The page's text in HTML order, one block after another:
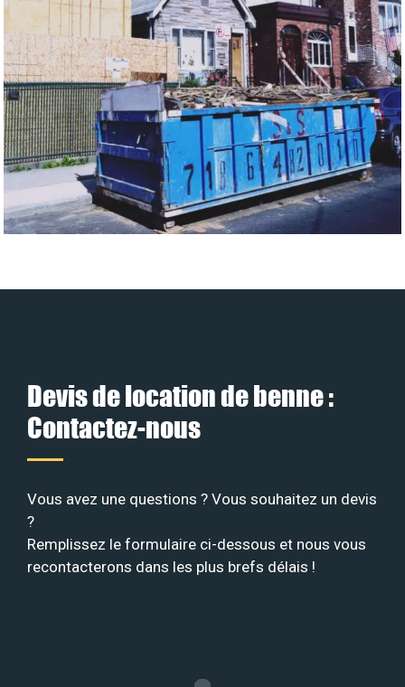
Devis de location de benne :
Contactez-nous
Vous avez une questions ? Vous souhaitez un devis
?
Remplissez le formulaire ci-dessous et nous vous
recontacterons dans les plus brefs délais !